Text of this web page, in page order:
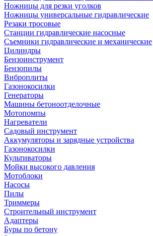
Ножницы для резки уголков
Ножницы универсальные гидравлические
Резаки тросовые
Станции гидравлические насосные
Съемники гидравлические и механические
Цилиндры
Бензоинструмент
Бензопилы
Виброплиты
Газонокосилки
Генераторы
Машины бетоноотделочные
Мотопомпы
Нагреватели
Садовый инструмент
Аккумуляторы и зарядные устройства
Газонокосилки
Культиваторы
Мойки высокого давления
Мотоблоки
Насосы
Пилы
Триммеры
Строительный инструмент
Адаптеры
Буры по бетону